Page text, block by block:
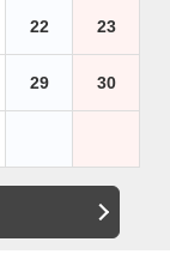
22 23
29 30